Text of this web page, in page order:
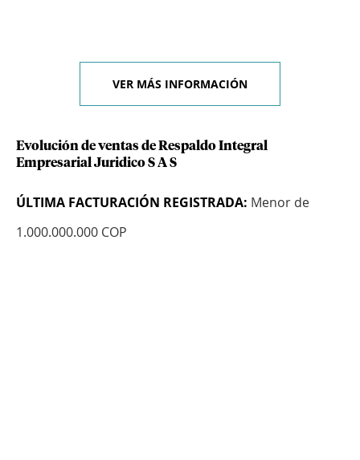
VER MÁS INFORMACIÓN
Evolución de ventas de Respaldo Integral
Empresarial Juridico S A S
ÚLTIMA FACTURACIÓN REGISTRADA: Menor de
1.000.000.000 COP